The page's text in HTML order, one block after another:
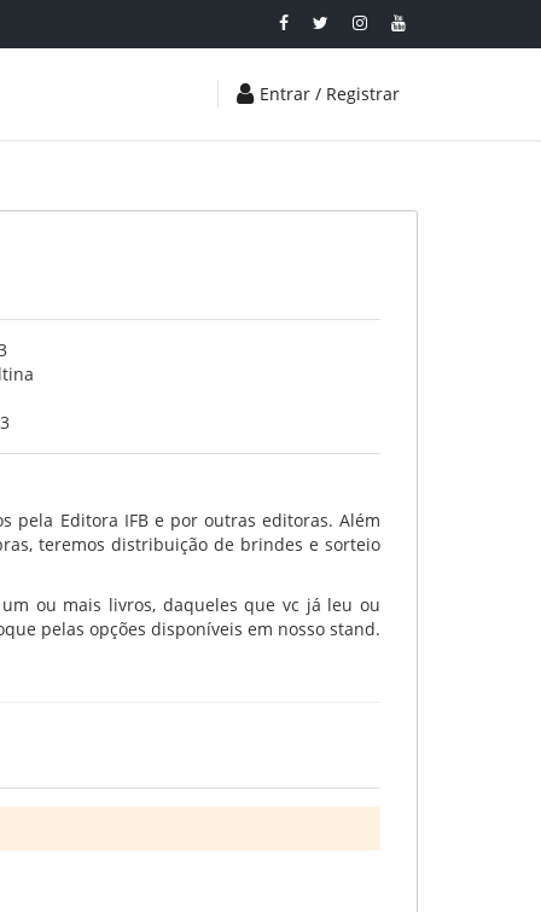
Entrar / Registrar
pela Editora IFB e por outras editoras. Além
teremos distribuição de brindes e sorteio
ou mais livros, daqueles que vc já leu ou
pelas opções disponíveis em nosso stand.